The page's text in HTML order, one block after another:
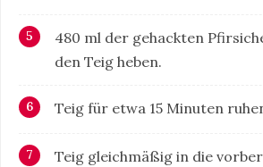
480 ml der gehackten
den Teig heben.
Teig für etwa 15 Minuten
Teig gleichmäßig in die